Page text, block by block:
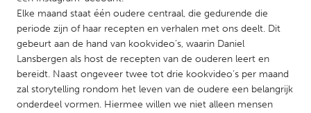
Kuala Lumpur
NETHERLANDS
Leiden
Rotterdam
Utrecht
Elke maand staat één oudere centraal, die gedurende die
periode zijn of haar recepten en verhalen met ons deelt. Dit
gebeurt aan de hand van kookvideo’s, waarin Daniel
Lansbergen als host de recepten van de ouderen leert en
bereidt. Naast ongeveer twee tot drie kookvideo’s per maand
zal storytelling rondom het leven van de oudere een belangrijk
onderdeel vormen. Hiermee willen we niet alleen mensen